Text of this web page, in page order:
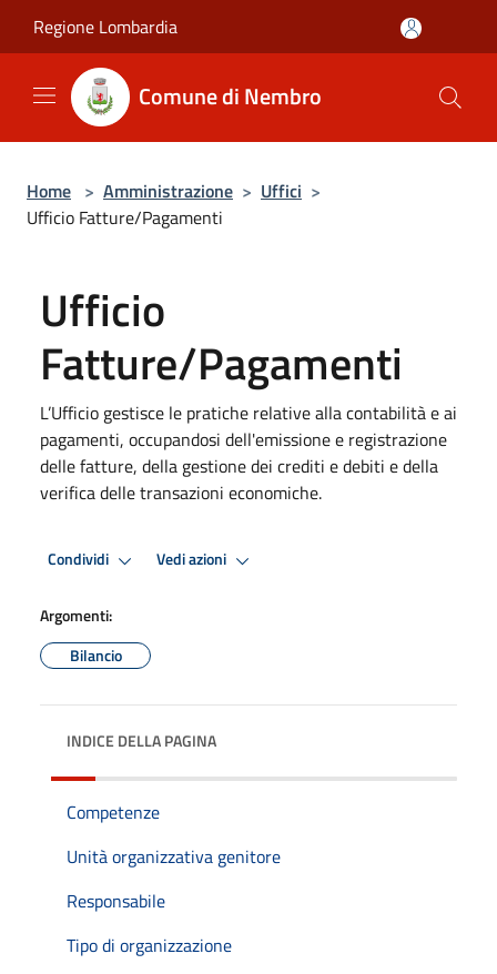
Regione Lombardia
Comune di Nembro
Home > Amministrazione > Uffici >
Ufficio Fatture/Pagamenti
Ufficio
Fatture/Pagamenti
L’Ufficio gestisce le pratiche relative alla contabilità e ai
pagamenti, occupandosi dell'emissione e registrazione
delle fatture, della gestione dei crediti e debiti e della
verifica delle transazioni economiche.
Condividi Vedi azioni
Argomenti:
Bilancio
INDICE DELLA PAGINA
Competenze
Unità organizzativa genitore
Responsabile
Tipo di organizzazione